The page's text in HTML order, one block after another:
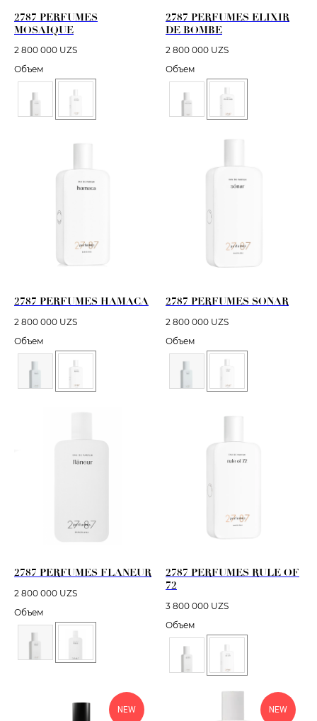
2787 PERFUMES
MOSAIQUE
2 800 000 UZS
Объем
2787 PERFUMES ELIXIR
DE BOMBE
2 800 000 UZS
Объем
2787 PERFUMES HAMACA
2 800 000 UZS
Объем
2787 PERFUMES SONAR
2 800 000 UZS
Объем
2787 PERFUMES FLANEUR
2 800 000 UZS
Объем
2787 PERFUMES RULE OF
72
3 800 000 UZS
Объем
NEW NEW